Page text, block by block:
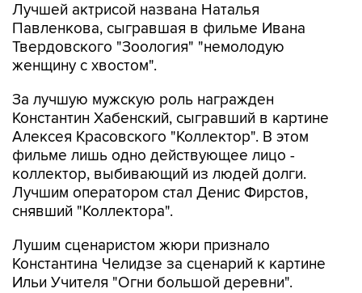
Лучшей актрисой названа Наталья
Павленкова, сыгравшая в фильме Ивана
Твердовского "Зоология" "немолодую
женщину с хвостом".
За лучшую мужскую роль награжден
Константин Хабенский, сыгравший в картине
Алексея Красовского "Коллектор". В этом
фильме лишь одно действующее лицо -
коллектор, выбивающий из людей долги.
Лучшим оператором стал Денис Фирстов,
снявший "Коллектора".
Лушим сценаристом жюри признало
Константина Челидзе за сценарий к картине
Ильи Учителя "Огни большой деревни".